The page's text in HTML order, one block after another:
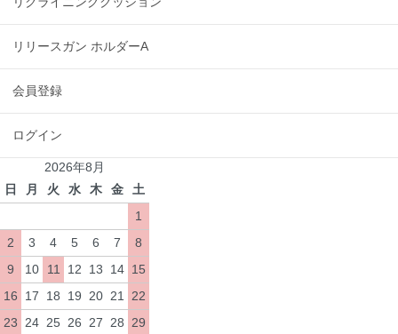
リリースガン ホルダーA
会員登録
ログイン
2026年8月
日
月 火 水 木 金
土
1
2
3 4 5 6 7
8
9
10 11 12 13 14 15
16
17 18 19 20 21
22
23
24 25 26 27 28 29